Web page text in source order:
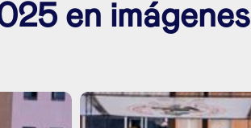
en imágenes